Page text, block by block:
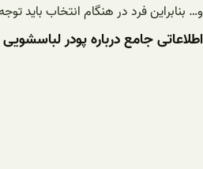
و… بنابراین فرد در هنگام انتخاب باید
اطلاعاتی جامع درباره پودر لباسشویی